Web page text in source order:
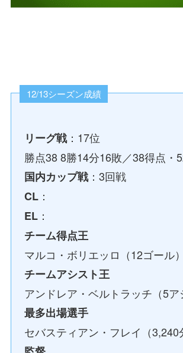
12/13シーズン成績
リーグ戦：17位
勝点38 8勝14分16敗／38得点・
国内カップ戦：3回戦
CL ：
EL ：
チーム得点王
マルコ・ボリエッロ（12ゴール）
チームアシスト王
アンドレア・ベルトラッチ（5ア
最多出場選手
セバスティアン・フレイ（3,240